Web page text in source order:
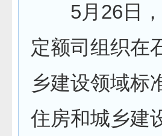
5月26日，
定额司组织在
乡建设领域标
住房和城乡建